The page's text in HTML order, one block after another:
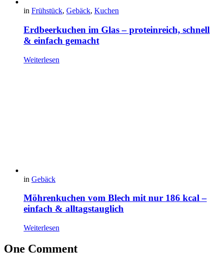
in Frühstück, Gebäck, Kuchen
Erdbeerkuchen im Glas – proteinreich, schnell
& einfach gemacht
Weiterlesen
in Gebäck
Möhrenkuchen vom Blech mit nur 186 kcal –
einfach & alltagstauglich
Weiterlesen
One Comment